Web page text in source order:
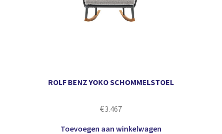
ROLF BENZ YOKO SCHOMMELSTOEL
€3.467
Toevoegen aan winkelwagen